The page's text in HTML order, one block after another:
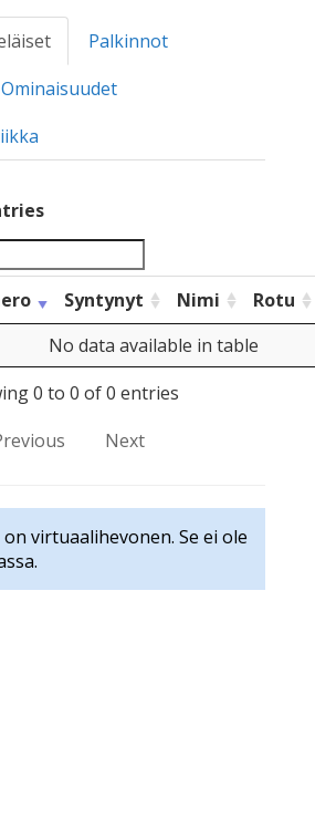
Palkinnot
Ominaisuudet
Syntynyt Nimi
Rotu
No data available in table
0 to 0 of 0 entries
Next
on virtuaalihevonen. Se ei ole